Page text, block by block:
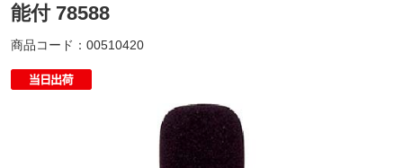
能付 78588
商品コード： 00510420